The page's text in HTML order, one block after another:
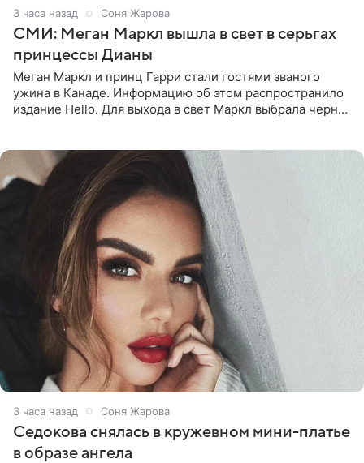
3 часа назад Соня Жарова
СМИ: Меган Маркл вышла в свет в серьгах
принцессы Дианы
Меган Маркл и принц Гарри стали гостями званого
ужина в Канаде. Информацию об этом распространило
издание Hello. Для выхода в свет Маркл выбрала черное
3 часа назад Соня Жарова
Седокова снялась в кружевном мини-платье
в образе ангела